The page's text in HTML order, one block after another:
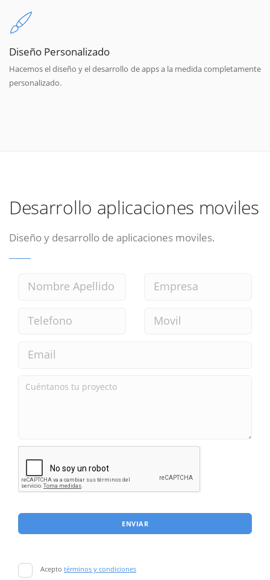
Diseño Personalizado
Hacemos el diseño y el desarrollo de apps a la medida completamente
personalizado.
Desarrollo aplicaciones moviles
Diseño y desarrollo de aplicaciones moviles.
ENVIAR
Acepto términos y condiciones